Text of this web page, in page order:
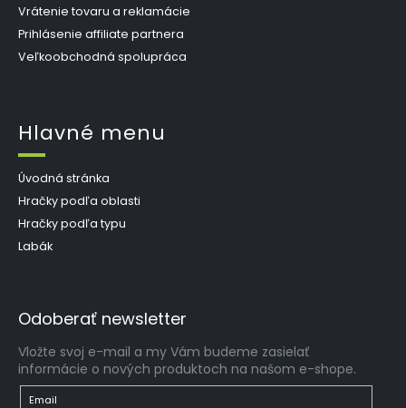
Vrátenie tovaru a reklamácie
Prihlásenie affiliate partnera
Veľkoobchodná spolupráca
Hlavné menu
Úvodná stránka
Hračky podľa oblasti
Hračky podľa typu
Labák
Odoberať newsletter
Vložte svoj e-mail a my Vám budeme zasielať
informácie o nových produktoch na našom e-shope.
Email